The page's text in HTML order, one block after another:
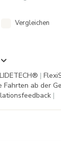
Vergleichen
|
Fahrten ab der
|